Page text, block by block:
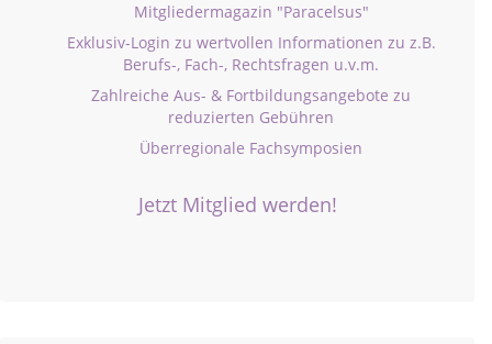
Mitgliedermagazin "Paracelsus"
Exklusiv-Login zu wertvollen Informationen zu z.B.
Berufs-, Fach-, Rechtsfragen u.v.m.
Zahlreiche Aus- & Fortbildungsangebote zu
reduzierten Gebühren
Überregionale Fachsymposien
Jetzt Mitglied werden!